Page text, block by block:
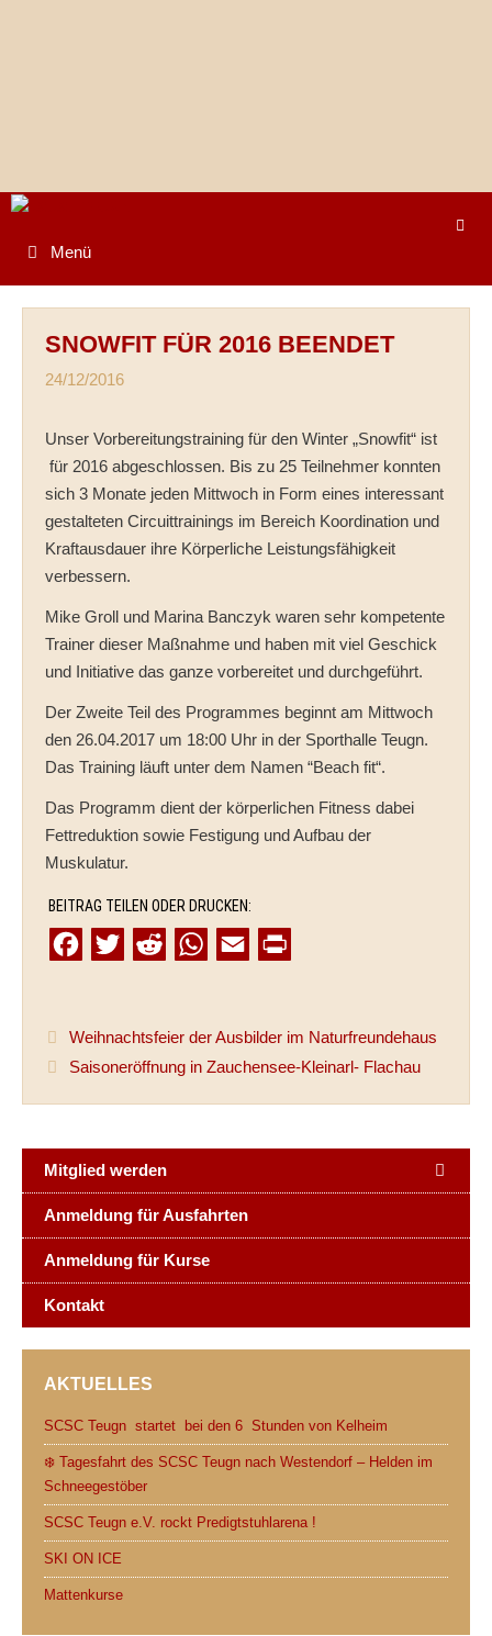
Menü
SNOWFIT FÜR 2016 BEENDET
24/12/2016
Unser Vorbereitungstraining für den Winter „Snowfit“ ist
für 2016 abgeschlossen. Bis zu 25 Teilnehmer konnten
sich 3 Monate jeden Mittwoch in Form eines interessant
gestalteten Circuittrainings im Bereich Koordination und
Kraftausdauer ihre Körperliche Leistungsfähigkeit
verbessern.
Mike Groll und Marina Banczyk waren sehr kompetente
Trainer dieser Maßnahme und haben mit viel Geschick
und Initiative das ganze vorbereitet und durchgeführt.
Der Zweite Teil des Programmes beginnt am Mittwoch
den 26.04.2017 um 18:00 Uhr in der Sporthalle Teugn.
Das Training läuft unter dem Namen “Beach fit“.
Das Programm dient der körperlichen Fitness dabei
Fettreduktion sowie Festigung und Aufbau der
Muskulatur.
BEITRAG TEILEN ODER DRUCKEN:
e
b
o
k
t
t
e
d
i
t
W
t
s
A
i
l
n
t
Weihnachtsfeier der Ausbilder im Naturfreundehaus
Saisoneröffnung in Zauchensee-Kleinarl- Flachau
Mitglied werden
Anmeldung für Ausfahrten
Anmeldung für Kurse
Kontakt
AKTUELLES
SCSC Teugn startet bei den 6 Stunden von Kelheim
❄️ Tagesfahrt des SCSC Teugn nach Westendorf – Helden im
Schneegestöber
SCSC Teugn e.V. rockt Predigtstuhlarena !
SKI ON ICE
Mattenkurse